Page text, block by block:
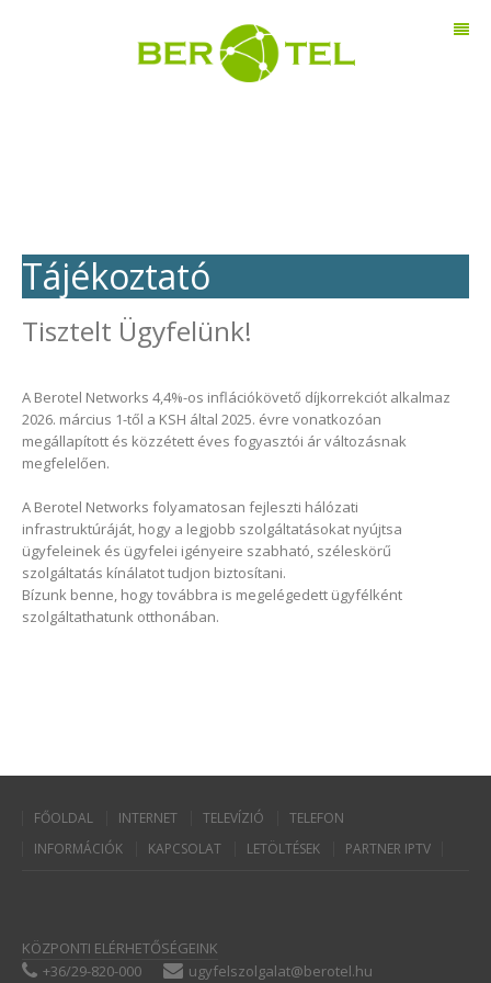
Tájékoztató
Tisztelt Ügyfelünk!
A Berotel Networks 4,4%-os inflációkövető díjkorrekciót alkalmaz
2026. március 1-től a KSH által 2025. évre vonatkozóan
megállapított és közzétett éves fogyasztói ár változásnak
megfelelően.
A Berotel Networks folyamatosan fejleszti hálózati
infrastruktúráját, hogy a legjobb szolgáltatásokat nyújtsa
ügyfeleinek és ügyfelei igényeire szabható, széleskörű
szolgáltatás kínálatot tudjon biztosítani.
Bízunk benne, hogy továbbra is megelégedett ügyfélként
szolgáltathatunk otthonában.
FŐOLDAL INTERNET TELEVÍZIÓ
TELEFON
INFORMÁCIÓK
KAPCSOLAT LETÖLTÉSEK PARTNER IPTV
KÖZPONTI ELÉRHETŐSÉGEINK
+36/29-820-000
ugyfelszolgalat@berotel.hu